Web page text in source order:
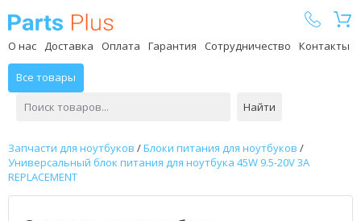
О нас Доставка Оплата Гарантия Сотрудничество Контакты
Все товары
Найти
Запчасти для ноутбуков /Блоки питания для ноутбуков /
Универсальный блок питания для ноутбука 45W 9.5-20V 3A
REPLACEMENT